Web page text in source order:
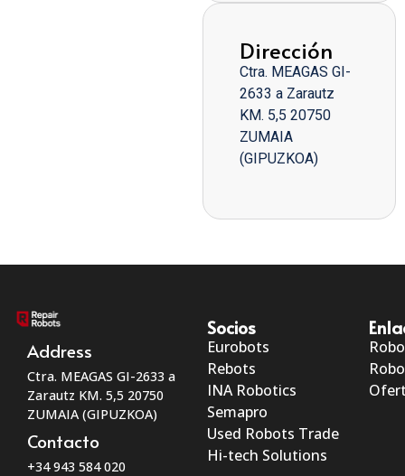
Dirección
Ctra. MEAGAS GI-
2633 a Zarautz
KM. 5,5 20750
ZUMAIA
(GIPUZKOA)
Address
Ctra. MEAGAS GI-2633 a
Zarautz KM. 5,5 20750
ZUMAIA (GIPUZKOA)
Contacto
+34 943 584 020
Socios
Eurobots
Rebots
INA Robotics
Semapro
Used Robots Trade
Hi-tech Solutions